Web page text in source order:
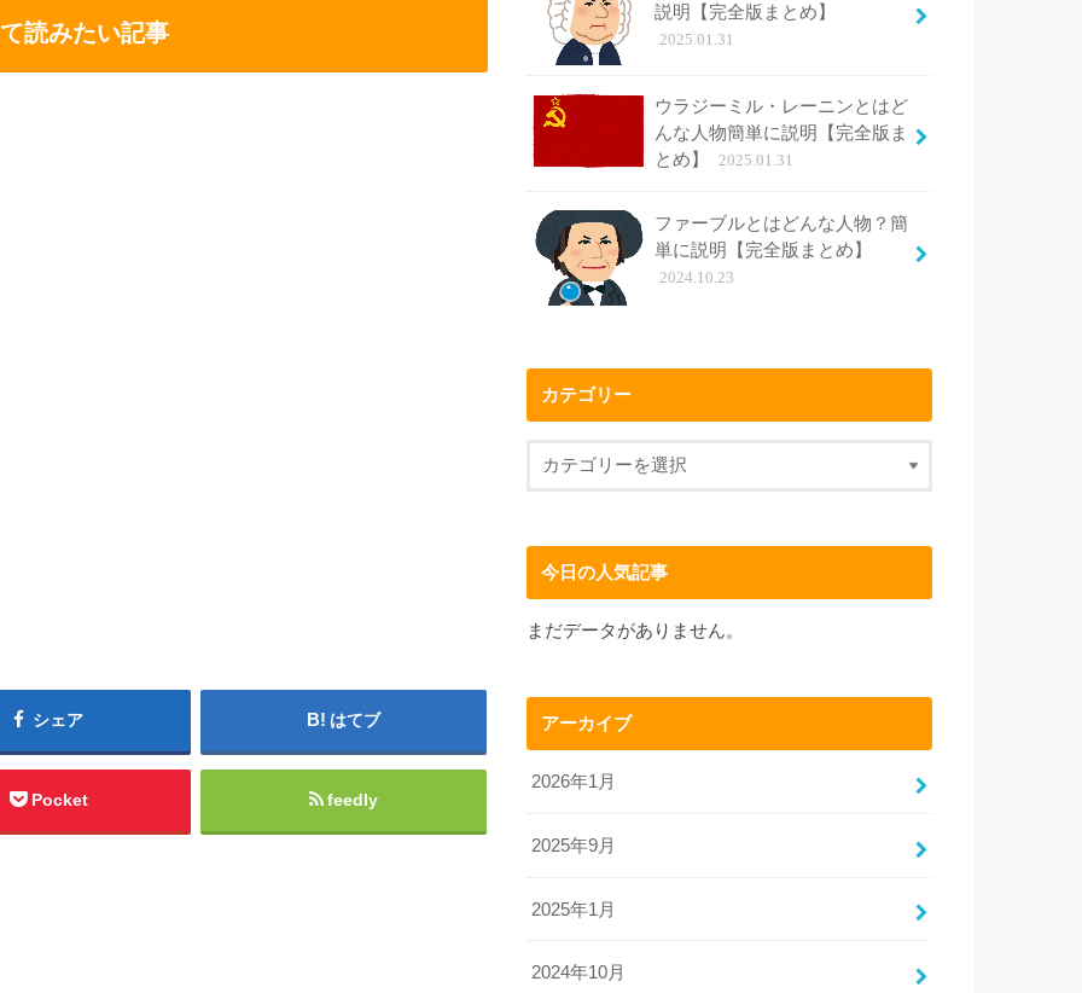
読みたい記事
シェア はてブ
Pocket feedly
説明【完全版まとめ】
2025.01.31
ウラジーミル・レーニンとはど
んな人物簡単に説明【完全版ま
とめ】
2025.01.31
ファーブルとはどんな人物？簡
単に説明【完全版まとめ】
2024.10.23
カテゴリー
今日の人気記事
まだデータがありません。
アーカイブ
2026年1月
2025年9月
2025年1月
2024年10月